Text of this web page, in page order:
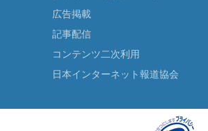
広告掲載
記事配信
コンテンツ二次利用
日本インターネット報道協会